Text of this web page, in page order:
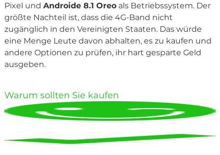
Pixel und Androide 8.1 Oreoals Betriebssystem. Der
größte Nachteil ist, dass die 4G-Band nicht
zugänglich in den Vereinigten Staaten. Das würde
eine Menge Leute davon abhalten, es zu kaufen und
andere Optionen zu prüfen, ihr hart gesparte Geld
ausgeben.
Warum sollten Sie kaufen